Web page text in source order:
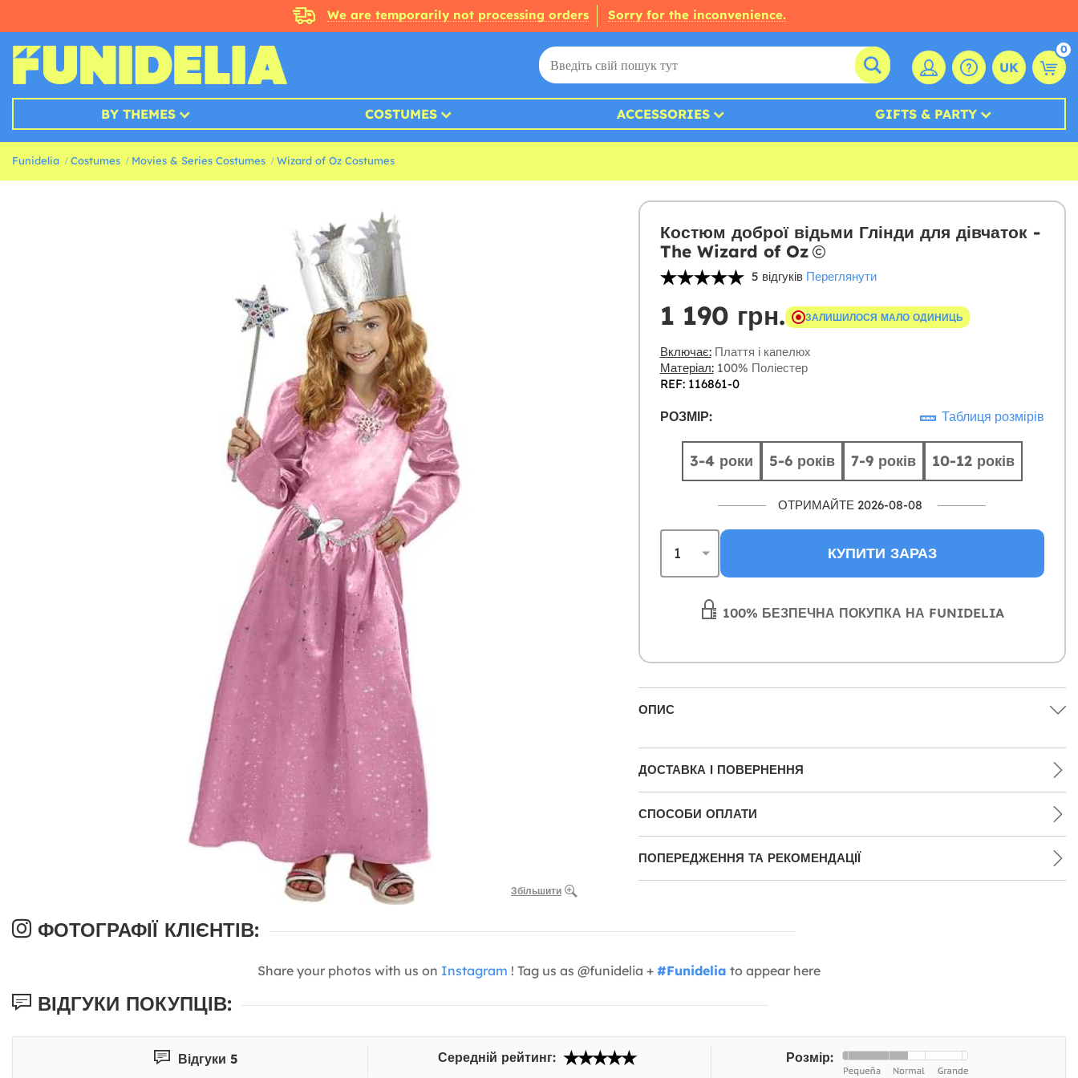
We are temporarily not processing orders Sorry for the inconvenience.
UK
0
BY THEMES COSTUMES ACCESSORIES GIFTS & PARTY
Funidelia Costumes Movies & Series Costumes Wizard of Oz Costumes
Збільшити
Костюм доброї відьми Глінди для дівчаток -
The Wizard of Oz
5 відгуків Переглянути
1 190 грн. ЗАЛИШИЛОСЯ МАЛО ОДИНИЦЬ
Включає:Плаття і капелюх
Матеріал:100% Поліестер
REF: 116861-0
РОЗМІР: Таблиця розмірів
3-4 роки 5-6 років 7-9 років 10-12 років
ОТРИМАЙТЕ 2026-08-08
КУПИТИ ЗАРАЗ
100% БЕЗПЕЧНА ПОКУПКА НА FUNIDELIA
ОПИС
ДОСТАВКА І ПОВЕРНЕННЯ
СПОСОБИ ОПЛАТИ
ПОПЕРЕДЖЕННЯ ТА РЕКОМЕНДАЦІЇ
ФОТОГРАФІЇ КЛІЄНТІВ:
Share your photos with us on Instagram ! Tag us as @funidelia + #Funidelia to appear here
ВІДГУКИ ПОКУПЦІВ:
Відгуки 5 Середній рейтинг: Розмір: